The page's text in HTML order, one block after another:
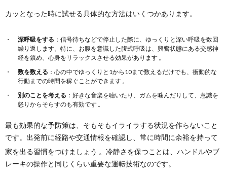
カッとなった時に試せる具体的な方法はいくつかあります。
深呼吸をする ：信号待ちなどで停止した際に、ゆっくりと深い呼吸を数回
繰り返します。特に、お腹を意識した腹式呼吸は、興奮状態にある交感神
経を鎮め、心身をリラックスさせる効果があります 。
数を数える ：心の中でゆっくりと1から10まで数えるだけでも、衝動的な
行動までの時間を稼ぐことができます 。
別のことを考える ：好きな音楽を聴いたり、ガムを噛んだりして、意識を
怒りからそらすのも有効です 。
最も効果的な予防策は、そもそもイライラする状況を作らないこと
です。出発前に経路や交通情報を確認し、常に時間に余裕を持って
家を出る習慣をつけましょう 。冷静さを保つことは、ハンドルやブ
レーキの操作と同じくらい重要な運転技術なのです。